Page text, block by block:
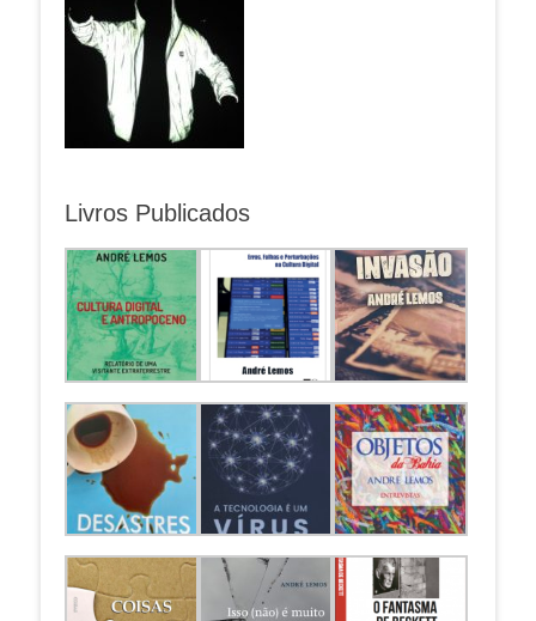
Livros Publicados